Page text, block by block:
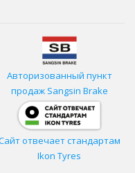
Авторизованный пункт
продаж Sangsin Brake
отвечает стандартам
Ikon Tyres